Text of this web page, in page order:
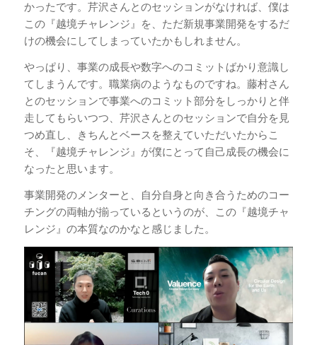
かったです。芹沢さんとのセッションがなければ、僕は
この『越境チャレンジ』を、ただ新規事業開発をするだ
けの機会にしてしまっていたかもしれません。
やっぱり、事業の成長や数字へのコミットばかり意識し
てしまうんです。職業病のようなものですね。藤村さん
とのセッションで事業へのコミット部分をしっかりと伴
走してもらいつつ、芹沢さんとのセッションで自分を見
つめ直し、きちんとベースを整えていただいたからこ
そ、『越境チャレンジ』が僕にとって自己成長の機会に
なったと思います。
事業開発のメンターと、自分自身と向き合うためのコー
チングの両軸が揃っているというのが、この『越境チャ
レンジ』の本質なのかなと感じました。